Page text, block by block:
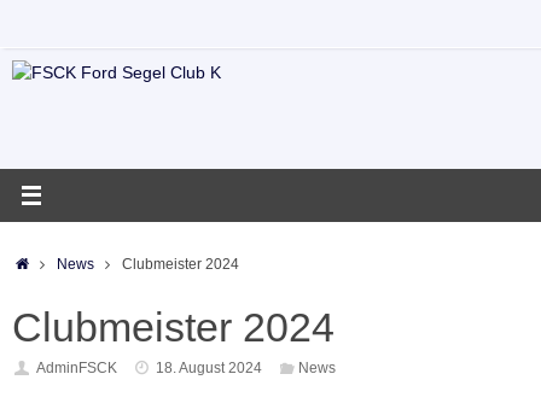
springen
Startseite
News Clubmeister 2024
Clubmeister 2024
AdminFSCK 18. August 2024 News